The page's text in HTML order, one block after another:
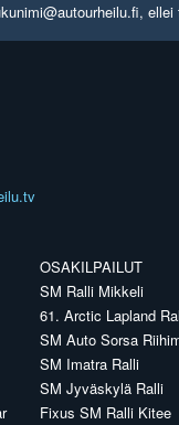
OSAKILPAILUT
SM Ralli Mikkeli
61. Arctic Lapland
SM Auto Sorsa
SM Imatra Ralli
SM Jyväskylä Ralli
Fixus SM Ralli Kitee